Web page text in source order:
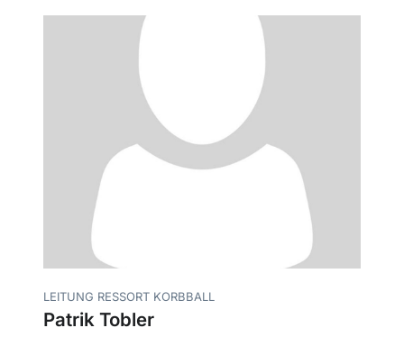
LEITUNG RESSORT KORBBALL
Patrik Tobler